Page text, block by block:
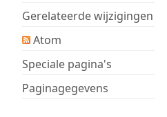
Gerelateerde wijzigingen
Atom
Speciale pagina's
Paginagegevens